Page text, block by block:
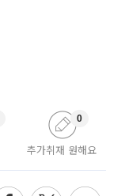
추가취재 원해요
0